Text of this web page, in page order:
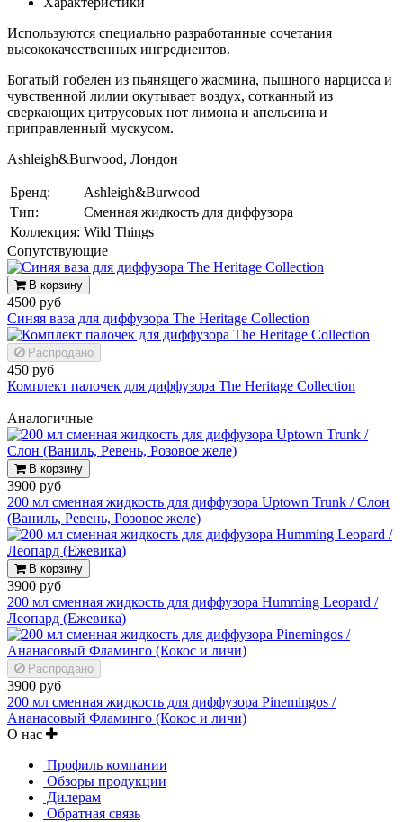
Используются специально разработанные сочетания
высококачественных ингредиентов.
Богатый гобелен из пьянящего жасмина, пышного нарцисса и
чувственной лилии окутывает воздух, сотканный из
сверкающих цитрусовых нот лимона и апельсина и
приправленный мускусом.
Ashleigh&Burwood, Лондон
Бренд:
Ashleigh&Burwood
Тип:
Сменная жидкость для диффузора
Коллекция: Wild Things
Cопутствующие
В корзину
4500 руб
Синяя ваза для диффузора The Heritage Collection
Распродано
450 руб
Комплект палочек для диффузора The Heritage Collection
Аналогичные
В корзину
3900 руб
200 мл сменная жидкость для диффузора Uptown Trunk / Слон
(Ваниль, Ревень, Розовое желе)
В корзину
3900 руб
200 мл сменная жидкость для диффузора Humming Leopard /
Леопард (Ежевика)
Распродано
3900 руб
200 мл сменная жидкость для диффузора Pinemingos /
Ананасовый Фламинго (Кокос и личи)
О нас
Профиль компании
Обзоры продукции
Дилерам
Обратная связь